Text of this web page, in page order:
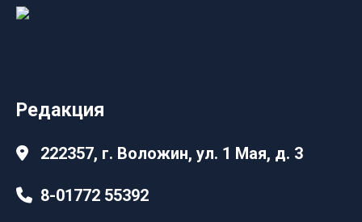
Редакция
222357, г. Воложин, ул. 1 Мая, д. 3
8-01772 55392